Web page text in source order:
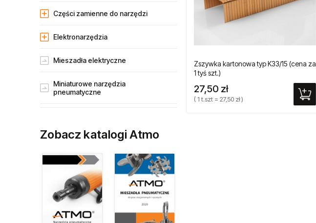
Części zamienne do narzędzi
Elektronarzędzia
Mieszadła elektryczne
Miniaturowe narzędzia
pneumatyczne
Narzędzia dla przemysłu lotniczego
Narzędzia dla lakierników
Narzędzia do wulkanizacji
Narzędzia pneumatyczne ATA
Zobacz katalogi Atmo
Zszywka kartonowa typ K33/15 (cena za
1 tyś szt.)
27,50 zł
( 1 t.szt = 27,50 zł )